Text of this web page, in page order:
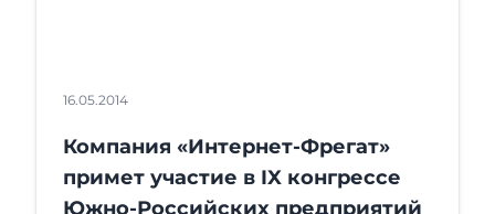
16.05.2014
Компания «Интернет-Фрегат»
примет участие в IX конгрессе
Южно-Российских предприятий